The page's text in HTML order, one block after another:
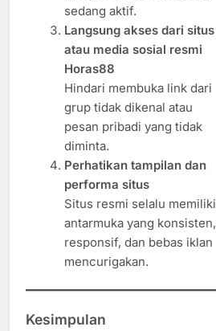
sedang aktif.
Langsung akses dari situs
atau media sosial resmi
Horas88
Hindari membuka link dari
grup tidak dikenal atau
pesan pribadi yang tidak
diminta.
Perhatikan tampilan dan
performa situs
Situs resmi selalu memiliki
antarmuka yang konsisten,
responsif, dan bebas iklan
mencurigakan.
Kesimpulan